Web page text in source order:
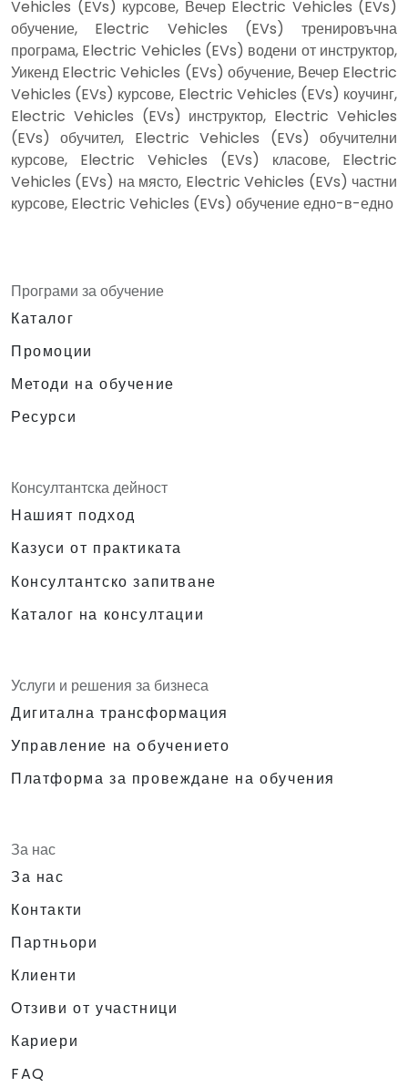
Vehicles (EVs) курсове, Вечер Electric Vehicles (EVs)
обучение, Electric Vehicles (EVs) тренировъчна
програма, Electric Vehicles (EVs) водени от инструктор,
Уикенд Electric Vehicles (EVs) обучение, Вечер Electric
Vehicles (EVs) курсове, Electric Vehicles (EVs) коучинг,
Electric Vehicles (EVs) инструктор, Electric Vehicles
(EVs) обучител, Electric Vehicles (EVs) обучителни
курсове, Electric Vehicles (EVs) класове, Electric
Vehicles (EVs) на място, Electric Vehicles (EVs) частни
курсове, Electric Vehicles (EVs) обучение едно-в-едно
Програми за обучение
Каталог
Промоции
Методи на обучение
Ресурси
Консултантска дейност
Нашият подход
Казуси от практиката
Консултантско запитване
Каталог на консултации
Услуги и решения за бизнеса
Дигитална трансформация
Управление на oбучението
Платформа за провеждане на обучения
За нас
За нас
Контакти
Партньори
Клиенти
Отзиви от участници
Кариери
FAQ